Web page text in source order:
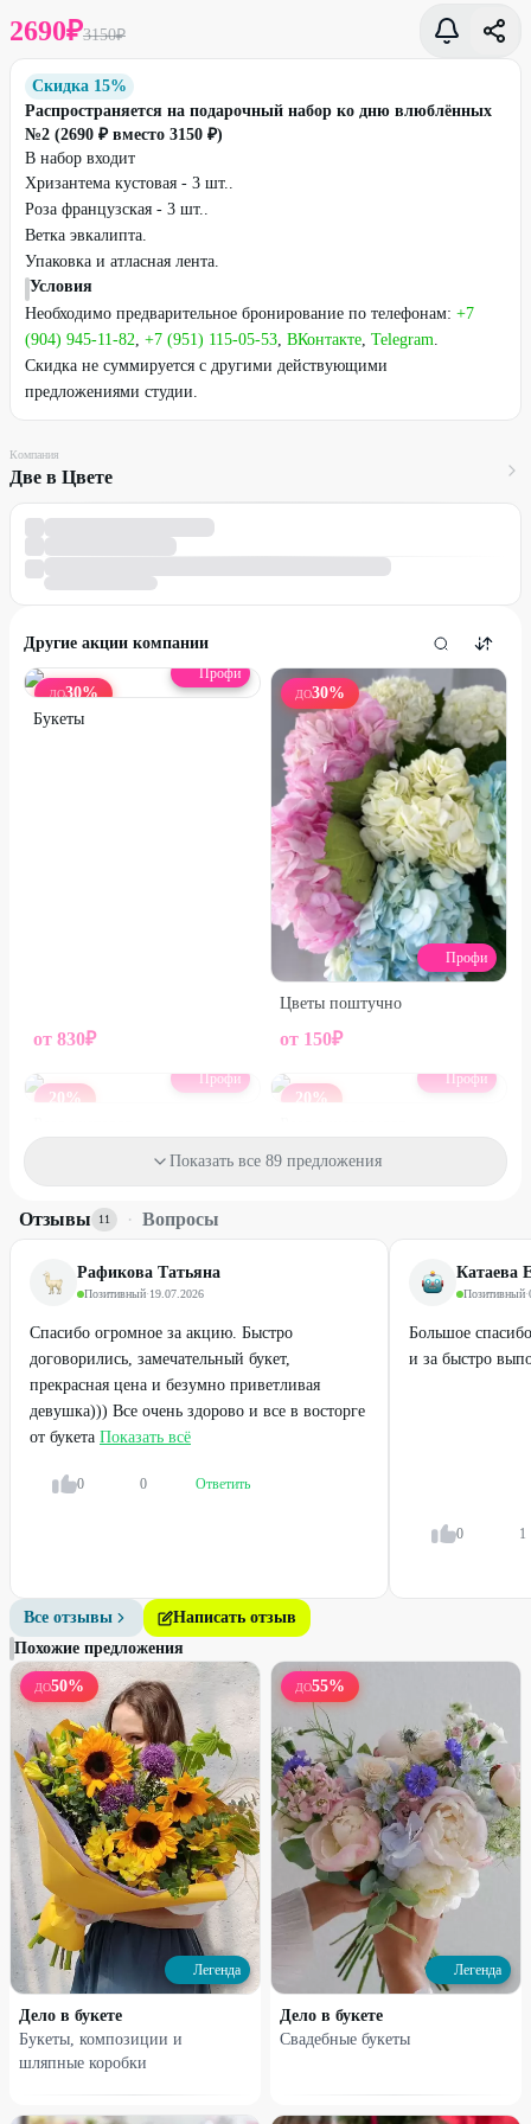
2690₽3150₽
Скидка 15%
Распространяется на подарочный набор ко дню влюблённых
№2 (2690 ₽ вместо 3150 ₽)
В набор входит
Хризантема кустовая - 3 шт..
Роза французская - 3 шт..
Ветка эвкалипта.
Упаковка и атласная лента.
Условия
Необходимо предварительное бронирование по телефонам: +7
(904) 945-11-82, +7 (951) 115-05-53, ВКонтакте, Telegram.
Скидка не суммируется с другими действующими
предложениями студии.
Компания
Две в Цвете
Другие акции компании
ДО30%
Профи
Букеты
от 830₽
ДО30%
Профи
Цветы поштучно
от 150₽
20%
Профи
20%
Профи
200₽250₽
17%
Профи
17%
Профи
Хризантема
250₽300
%
Профи
Букет №1
1950₽
%
Показать все 89 предложения
Отзывы 11 · Вопросы
Рафикова Татьяна
Позитивный·19.07.2026
Спасибо огромное за акцию. Быстро
договорились, замечательный букет,
прекрасная цена и безумно приветливая
девушка))) Все очень здорово и все в восторге
от букета Показать всё
0 0 Ответить
Катаева
Позитивный·
Большое
и за быстро
0 1
Все отзывы
Написать отзыв
Похожие предложения
ДО50%
Легенда
Дело в букете
Букеты, композиции и
шляпные коробки
ДО55%
Легенда
Дело в букете
Свадебные букеты